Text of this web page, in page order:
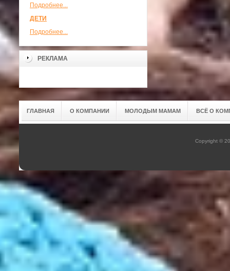
Подробнее...
ДЕТИ
Подробнее...
РЕКЛАМА
ГЛАВНАЯ О КОМПАНИИ МОЛОДЫМ МАМАМ ВСЁ О
Copyright ©